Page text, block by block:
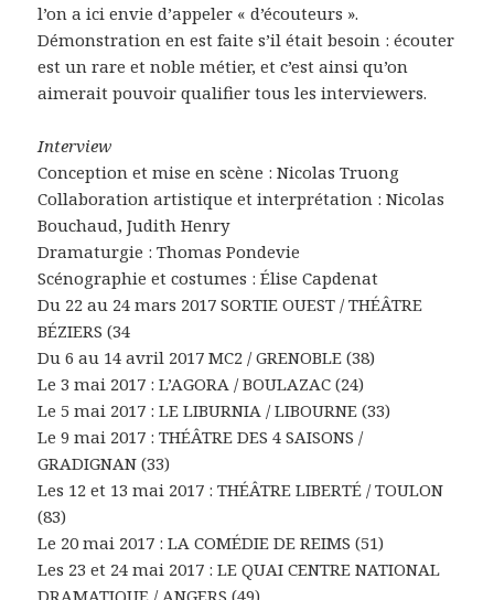
l’on a ici envie d’appeler « d’écouteurs ».
Démonstration en est faite s’il était besoin : écouter
est un rare et noble métier, et c’est ainsi qu’on
aimerait pouvoir qualifier tous les interviewers.
Interview
Conception et mise en scène : Nicolas Truong
Collaboration artistique et interprétation : Nicolas
Bouchaud, Judith Henry
Dramaturgie : Thomas Pondevie
Scénographie et costumes : Élise Capdenat
Du 22 au 24 mars 2017 SORTIE OUEST / THÉÂTRE
BÉZIERS (34
Du 6 au 14 avril 2017 MC2 / GRENOBLE (38)
Le 3 mai 2017 : L’AGORA / BOULAZAC (24)
Le 5 mai 2017 : LE LIBURNIA / LIBOURNE (33)
Le 9 mai 2017 : THÉÂTRE DES 4 SAISONS /
GRADIGNAN (33)
Les 12 et 13 mai 2017 : THÉÂTRE LIBERTÉ / TOULON
(83)
Le 20 mai 2017 : LA COMÉDIE DE REIMS (51)
Les 23 et 24 mai 2017 : LE QUAI CENTRE NATIONAL